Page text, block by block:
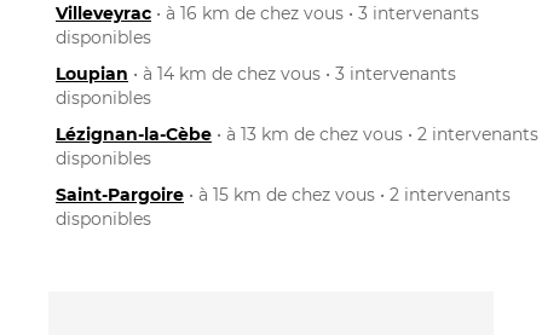
Villeveyrac • à 16 km de chez vous • 3 intervenants
disponibles
Loupian • à 14 km de chez vous • 3 intervenants
disponibles
Lézignan-la-Cèbe • à 13 km de chez vous • 2 intervenants
disponibles
Saint-Pargoire • à 15 km de chez vous • 2 intervenants
disponibles